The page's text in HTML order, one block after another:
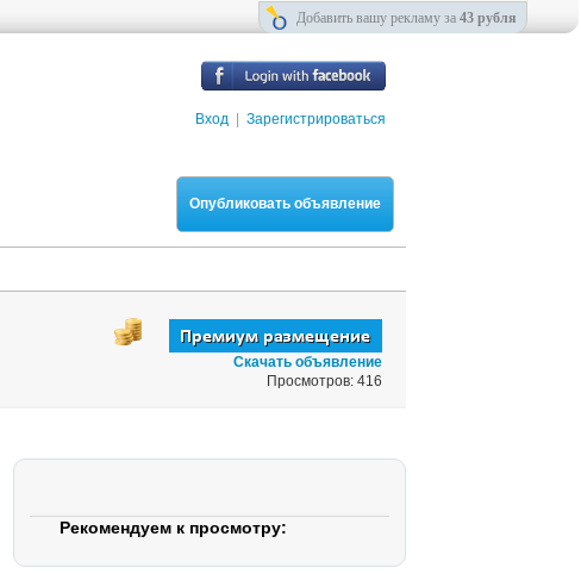
Вход Зарегистрироваться
Опубликовать объявление
Скачать объявление
Просмотров: 416
Добавить вашу рекламу за 43 рубля
Рекомендуем к просмотру: